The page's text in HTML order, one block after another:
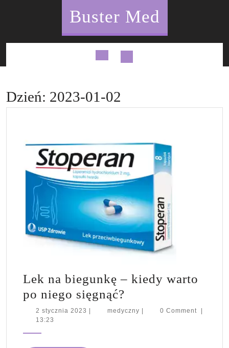
Buster Med
Open
Dzień: 2023-01-02
Lek na biegunkę – kiedy warto
po niego sięgnąć?
na
2 stycznia 2023 2
medyczny medyczny0 Comment
13:23